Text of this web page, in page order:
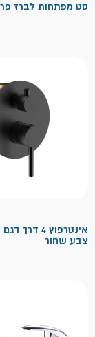
סט מפתחות לברז פרח 7-14
צבע שחור